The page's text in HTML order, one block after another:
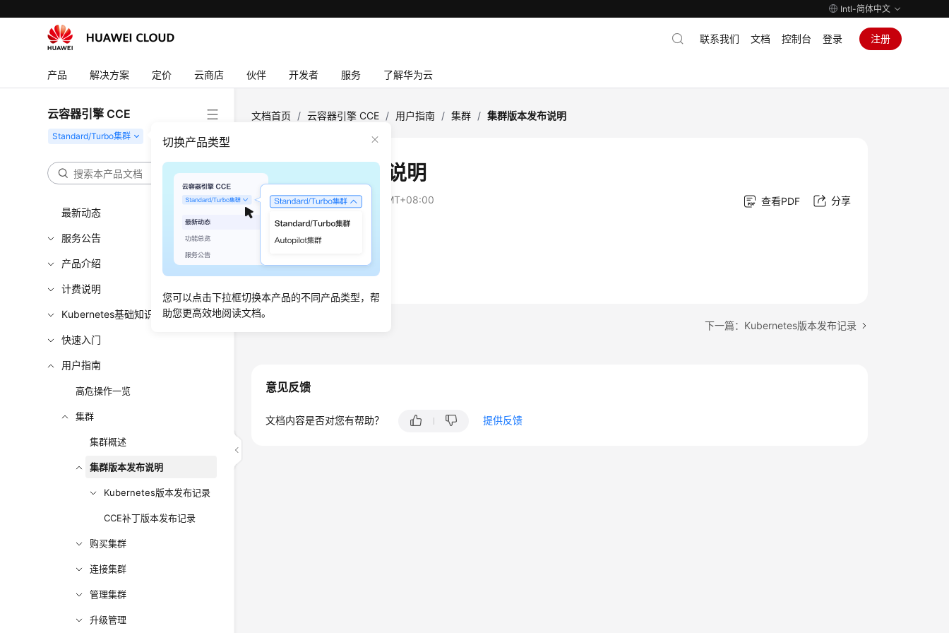
Intl-简体中文
产品 解决方案 定价 云商店 伙伴 开发者 服务 了解华为云
联系我们 文档 控制台 登录 注册
云容器引擎 CCE
切换产品类型
您可以点击下拉框切换本产品的不同产品类型，帮
助您更高效地阅读文档。
最新动态
服务公告
产品介绍
计费说明
Kubernetes基础知识
快速入门
用户指南
高危操作一览
集群
集群概述
集群版本发布说明
Kubernetes版本发布记录
CCE补丁版本发布记录
购买集群
连接集群
管理集群
升级管理
文档首页 / 云容器引擎 CCE / 用户指南 / 集群 / 集群版本发布说明
集群版本发布说明
更新时间：2026-04-03 GMT+08:00 查看PDF 分享
Kubernetes版本发布记录
CCE补丁版本发布记录
下一篇：Kubernetes版本发布记录
意见反馈
文档内容是否对您有帮助？ 提供反馈